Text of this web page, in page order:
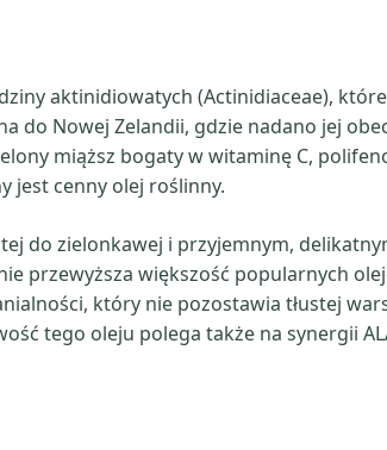
aktinidiowatych (Actinidiaceae),
Nowej Zelandii, gdzie nadano jej
miąższ bogaty w witaminę C,
jest cenny olej roślinny.
do zielonkawej i przyjemnym,
przewyższa większość popularnych
który nie pozostawia tłustej
tego oleju polega także na synergii